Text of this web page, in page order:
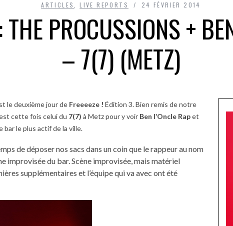
ARTICLES ,LIVE REPORTS 24 FÉVRIER 2014
THE PROCUSSIONS +
– 7(7) (METZ)
le deuxième jour de Freeeeze ! Édition 3. Bien remis de notre
cette fois celui du 7(7) à Metz pour y voir Ben l’Oncle Rapet
bar le plus actif de la ville.
de déposer nos sacs dans un coin que le rappeur au nom
improvisée du bar. Scène improvisée, mais matériel
supplémentaires et l’équipe qui va avec ont été